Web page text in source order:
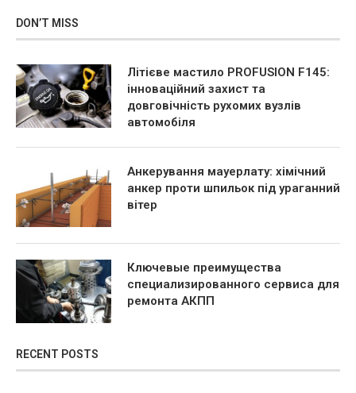
DON’T MISS
Літієве мастило PROFUSION F145:
інноваційний захист та
довговічність рухомих вузлів
автомобіля
Анкерування мауерлату: хімічний
анкер проти шпильок під ураганний
вітер
Ключевые преимущества
специализированного сервиса для
ремонта АКПП
RECENT POSTS